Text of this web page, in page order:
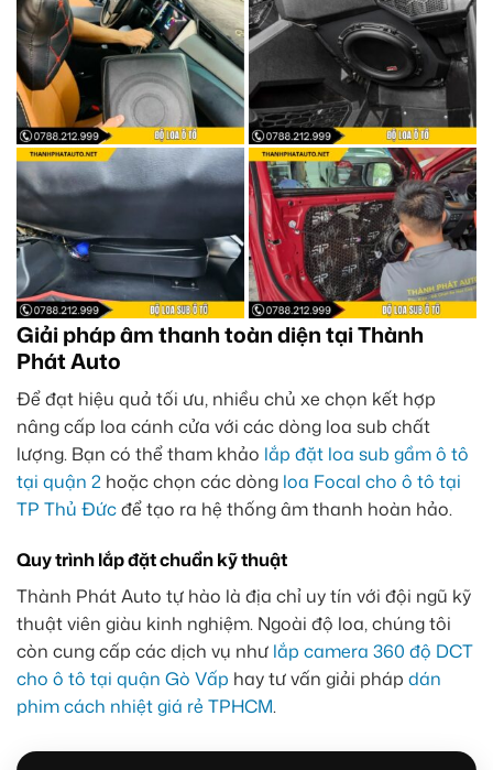
Giải pháp âm thanh toàn diện tại Thành
Phát Auto
Để đạt hiệu quả tối ưu, nhiều chủ xe chọn kết hợp
nâng cấp loa cánh cửa với các dòng loa sub chất
lượng. Bạn có thể tham khảo lắp đặt loa sub gầm ô tô
tại quận 2 hoặc chọn các dòng loa Focal cho ô tô tại
TP Thủ Đứcđể tạo ra hệ thống âm thanh hoàn hảo.
Quy trình lắp đặt chuẩn kỹ thuật
Thành Phát Auto tự hào là địa chỉ uy tín với đội ngũ kỹ
thuật viên giàu kinh nghiệm. Ngoài độ loa, chúng tôi
còn cung cấp các dịch vụ như lắp camera 360 độ DCT
cho ô tô tại quận Gò Vấp hay tư vấn giải pháp dán
phim cách nhiệt giá rẻ TPHCM.